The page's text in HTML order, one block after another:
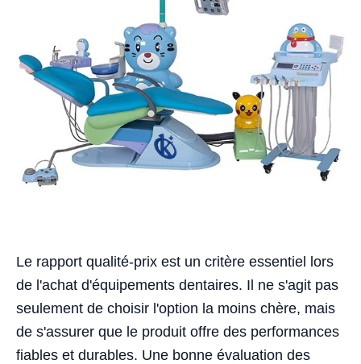
Le rapport qualité-prix est un critère essentiel lors
de l'achat d'équipements dentaires. Il ne s'agit pas
seulement de choisir l'option la moins chère, mais
de s'assurer que le produit offre des performances
fiables et durables. Une bonne évaluation des